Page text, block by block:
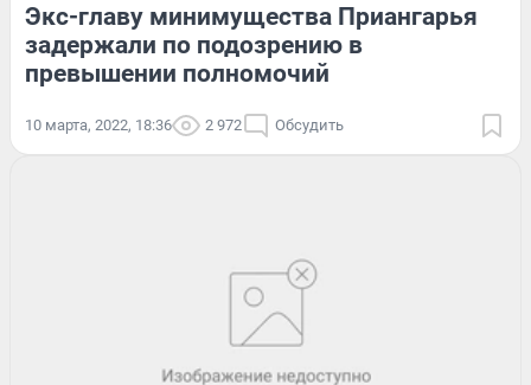
Экс-главу минимущества Приангарья
задержали по подозрению в
превышении полномочий
10 марта, 2022, 18:36 2 972 Обсудить